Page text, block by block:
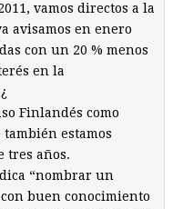
vamos directos a la
avisamos en enero
con un 20 % menos
en la
Finlandés como
estamos
tres años.
“nombrar un
buen conocimiento